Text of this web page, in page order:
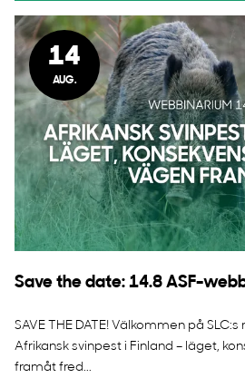
14
AUG.
Save the date: 14.8 ASF-
SAVE THE DATE! Välkommen på
Afrikansk svinpest i Finland – läget,
framåt fred...